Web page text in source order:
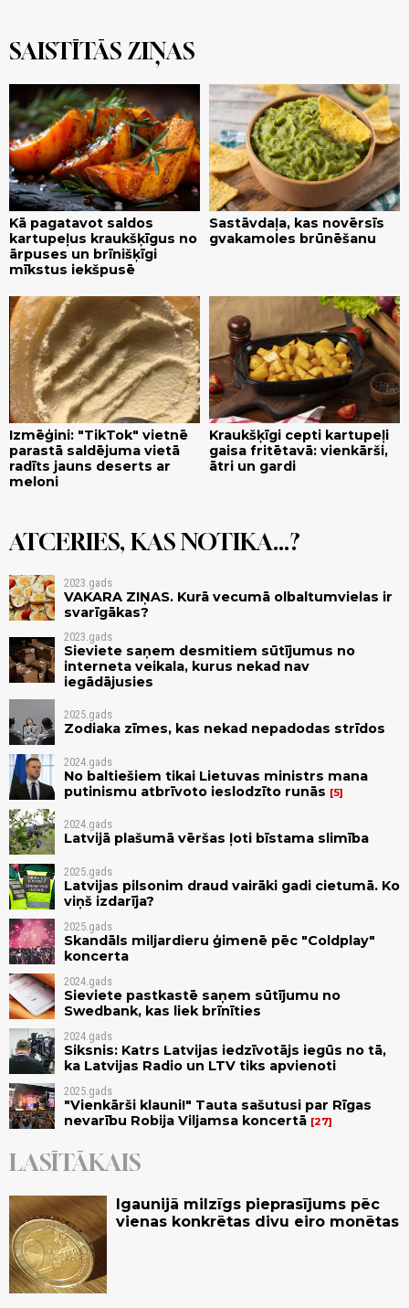
SAISTĪTĀS ZIŅAS
Kā pagatavot saldos
kartupeļus kraukšķīgus no
ārpuses un brīnišķīgi
mīkstus iekšpusē
Sastāvdaļa, kas novērsīs
gvakamoles brūnēšanu
Izmēģini: "TikTok" vietnē
parastā saldējuma vietā
radīts jauns deserts ar
meloni
Kraukšķīgi cepti kartupeļi
gaisa fritētavā: vienkārši,
ātri un gardi
ATCERIES, KAS NOTIKA...?
2023.gads
VAKARA ZIŅAS. Kurā vecumā olbaltumvielas ir
svarīgākas?
2023.gads
Sieviete saņem desmitiem sūtījumus no
interneta veikala, kurus nekad nav
iegādājusies
2025.gads
Zodiaka zīmes, kas nekad nepadodas strīdos
2024.gads
No baltiešiem tikai Lietuvas ministrs mana
putinismu atbrīvoto ieslodzīto runās
5
2024.gads
Latvijā plašumā vēršas ļoti bīstama slimība
2025.gads
Latvijas pilsonim draud vairāki gadi cietumā. Ko
viņš izdarīja?
2025.gads
Skandāls miljardieru ģimenē pēc "Coldplay"
koncerta
2024.gads
Sieviete pastkastē saņem sūtījumu no
Swedbank, kas liek brīnīties
2024.gads
Siksnis: Katrs Latvijas iedzīvotājs iegūs no tā,
ka Latvijas Radio un LTV tiks apvienoti
2025.gads
"Vienkārši klauni!" Tauta sašutusi par Rīgas
nevarību Robija Viljamsa koncertā 27
LASĪTĀKAIS
Igaunijā milzīgs pieprasījums pēc
vienas konkrētas divu eiro monētas